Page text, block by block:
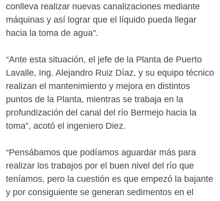
conlleva realizar nuevas canalizaciones mediante
máquinas y así lograr que el líquido pueda llegar
hacia la toma de agua".
“Ante esta situación, el jefe de la Planta de Puerto
Lavalle, Ing. Alejandro Ruiz Díaz, y su equipo técnico
realizan el mantenimiento y mejora en distintos
puntos de la Planta, mientras se trabaja en la
profundización del canal del río Bermejo hacia la
toma”, acotó el ingeniero Diez.
“Pensábamos que podíamos aguardar más para
realizar los trabajos por el buen nivel del río que
teníamos, pero la cuestión es que empezó la bajante
y por consiguiente se generan sedimentos en el